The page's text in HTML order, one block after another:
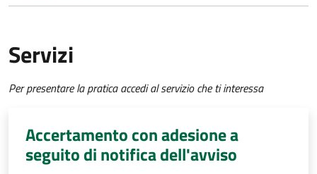
Servizi
Per presentare la pratica accedi al servizio che ti interessa
Accertamento con adesione a
seguito di notifica dell'avviso